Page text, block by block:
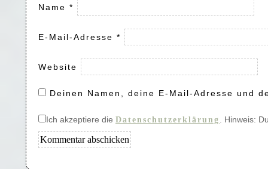
Name *
E-Mail-Adresse *
Website
Deinen Namen, deine E-Mail-Adresse und
Ich akzeptiere die Datenschutzerklärung . Hinweis: